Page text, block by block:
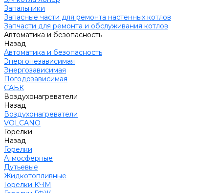
Запальники
Запасные части для ремонта настенных котлов
Запчасти для ремонта и обслуживания котлов
Автоматика и безопасность
Назад
Автоматика и безопасность
Энергонезависимая
Энергозависимая
Погодозависимая
САБК
Воздухонагреватели
Назад
Воздухонагреватели
VOLCANO
Горелки
Назад
Горелки
Атмосферные
Дутьевые
Жидкотопливные
Горелки КЧМ